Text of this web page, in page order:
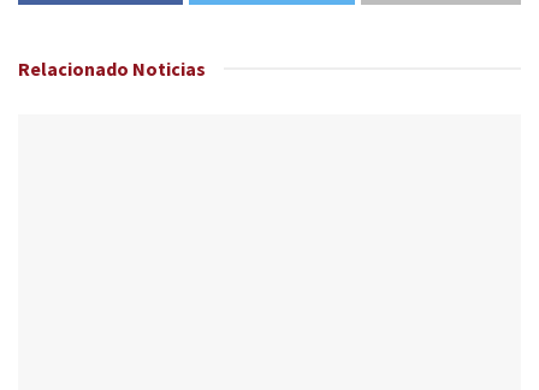
Relacionado Noticias